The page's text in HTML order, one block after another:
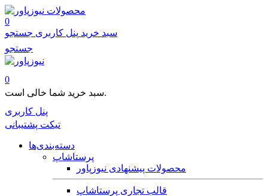
محصولات
0
سبد خرید پنل کاربری جستجو
جستجو
0
سبد خرید شما خالی است.
پنل کاربری
تیکت پشتیبانی
دسته‌بندی‌ها
پرستاشاپ
محصولات پیشنهادی نیوزپاور
قالب تجاری پرستاشاپ